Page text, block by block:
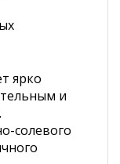
ярко
и
солевого